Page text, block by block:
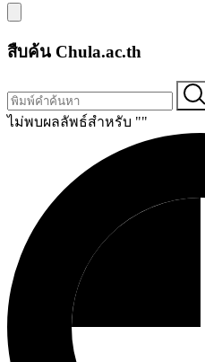
สืบค้น Chula.ac.th
ไม่พบผลลัพธ์สำหรับ ""